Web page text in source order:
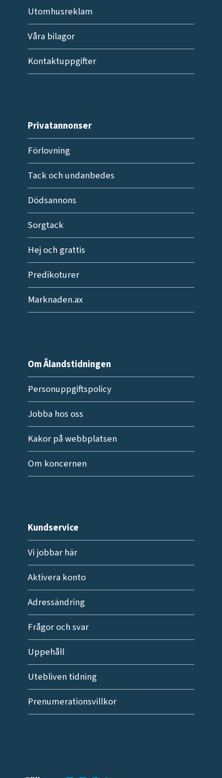
Utomhusreklam
Våra bilagor
Kontaktuppgifter
Privatannonser
Förlovning
Tack och undanbedes
Dödsannons
Sorgtack
Hej och grattis
Predikoturer
Marknaden.ax
Om Ålandstidningen
Personuppgiftspolicy
Jobba hos oss
Kakor på webbplatsen
Om koncernen
Kundservice
Vi jobbar här
Aktivera konto
Adressändring
Frågor och svar
Uppehåll
Utebliven tidning
Prenumerationsvillkor